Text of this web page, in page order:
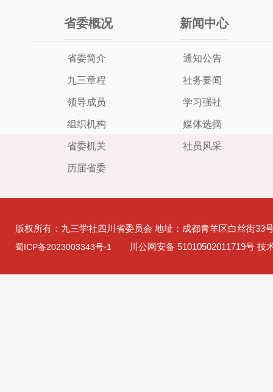
省委概况
省委简介
九三章程
领导成员
组织机构
省委机关
历届省委
新闻中心
通知公告
社务要闻
学习强社
媒体选摘
社员风采
版权所有：九三学社四川省委员会 地址：成都青羊区白丝街33
蜀ICP备2023003343号-1 川公网安备 51010502011719号 技